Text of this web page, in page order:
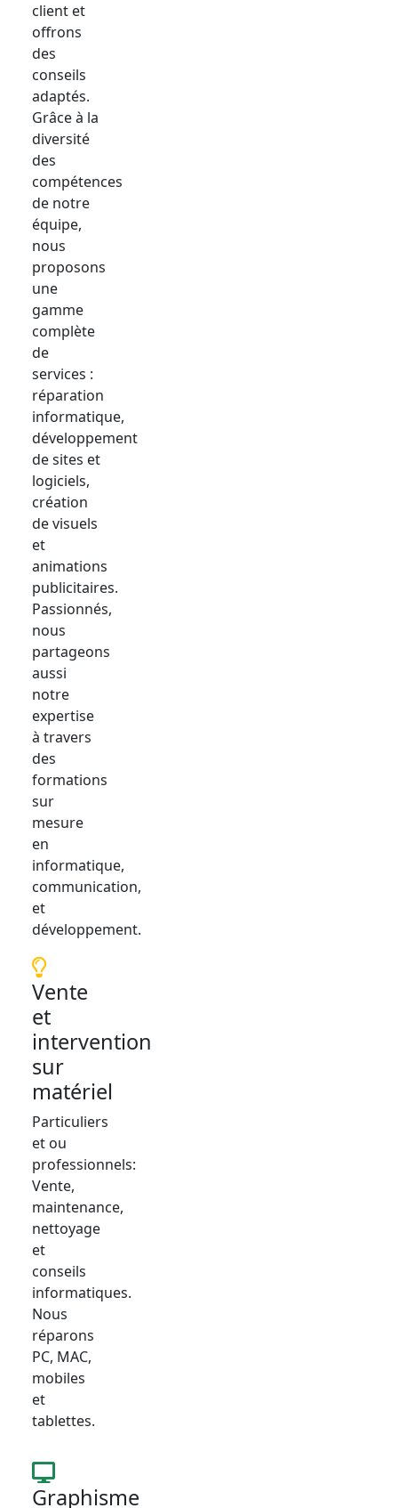
client et
offrons
des
conseils
adaptés.
Grâce à la
diversité
des
compétences
de notre
équipe,
nous
proposons
une
gamme
complète
de
services :
réparation
informatique,
développement
de sites et
logiciels,
création
de visuels
et
animations
publicitaires.
Passionnés,
nous
partageons
aussi
notre
expertise
à travers
des
formations
sur
mesure
en
informatique,
communication,
et
développement.
Vente
et
intervention
sur
matériel
Particuliers
et ou
professionnels:
Vente,
maintenance,
nettoyage
et
conseils
informatiques.
Nous
réparons
PC, MAC,
mobiles
et
tablettes.
Graphisme